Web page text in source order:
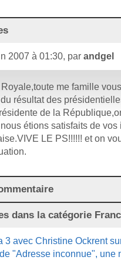
2007 à 01:30, par andgel
me famille
résultat des
de la
étions satisfaits de
LE PS!!!!!! et on
dans la catégorie
3 avec Christine Ockrent
"Adresse inconnue", une